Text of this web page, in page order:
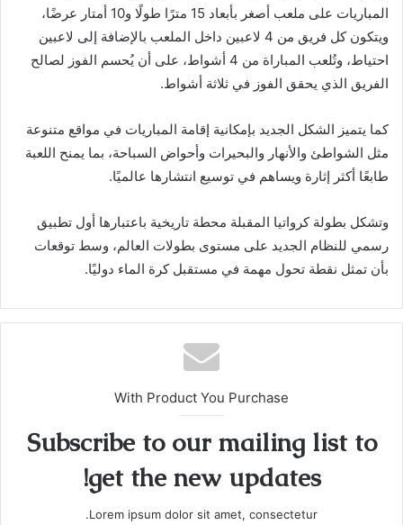
المباريات على ملعب أصغر بأبعاد 15 مترًا طولًا و10 أمتار عرضًا،
ويتكون كل فريق من 4 لاعبين داخل الملعب بالإضافة إلى لاعبين
احتياط، وتُلعب المباراة من 4 أشواط، على أن يُحسم الفوز لصالح
الفريق الذي يحقق الفوز في ثلاثة أشواط.
كما يتميز الشكل الجديد بإمكانية إقامة المباريات في مواقع متنوعة
مثل الشواطئ والأنهار والبحيرات وأحواض السباحة، بما يمنح اللعبة
طابعًا أكثر إثارة ويساهم في توسيع انتشارها عالميًا.
وتشكل بطولة كرواتيا المقبلة محطة تاريخية باعتبارها أول تطبيق
رسمي للنظام الجديد على مستوى بطولات العالم، وسط توقعات
بأن تمثل نقطة تحول مهمة في مستقبل كرة الماء دوليًا.
With Product You Purchase
Subscribe to our mailing list to
get the new updates!
Lorem ipsum dolor sit amet, consectetur.